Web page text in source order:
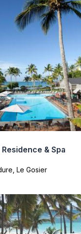
& Spa
Le Gosier